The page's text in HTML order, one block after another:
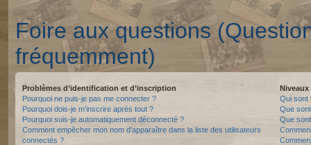
Foire aux questions
fréquemment)
Problèmes d’identification et d’inscription
Pourquoi ne puis-je pas me connecter ?
Pourquoi dois-je m’inscrire après tout ?
Pourquoi suis-je automatiquement déconnecté ?
Comment empêcher mon nom d’apparaître dans la liste des utilisateurs
connectés ?
Niveaux
Qui sont
Que
Que